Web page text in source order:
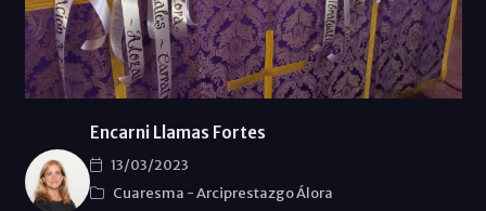
Encarni Llamas Fortes
13/03/2023
Cuaresma -Arciprestazgo Álora